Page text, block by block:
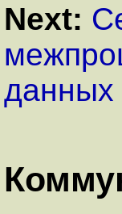
Next:
данных